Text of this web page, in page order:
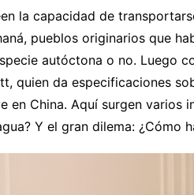
la capacidad de
pueblos originarios que
autóctona o no. Luego
quien da especificaciones
en China. Aquí surgen varios
Y el gran dilema: ¿Cómo